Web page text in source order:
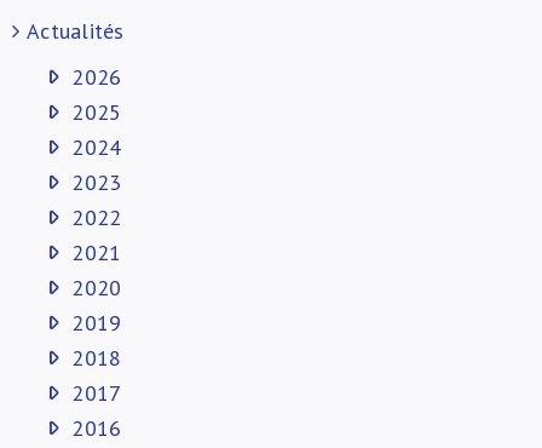
Actualités
2026
2025
2024
2023
2022
2021
2020
2019
2018
2017
2016